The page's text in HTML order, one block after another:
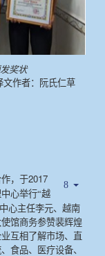
奖状
文作者：阮氏仁草
，于2017
心举行“越
心主任李元、越南
馆商务参赞裴辉煌
互相了解市场、直
食品、医疗设备、